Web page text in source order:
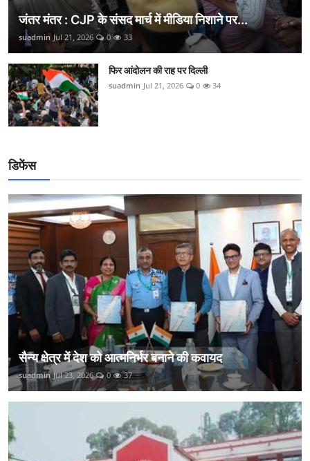
जंतर मंतर : CJP के संसद मार्च में मीडिया निशाने पर...
suadmin Jul 21, 2026 0 33
फिर आंदोलन की राह पर दिल्ली
suadmin Jul 21, 2026 0 34
डिफेंस
सैन्य क्षेत्र में देश को आत्मनिर्भर बनाने की कवायद
suadmin Jul 23, 2026 0 37